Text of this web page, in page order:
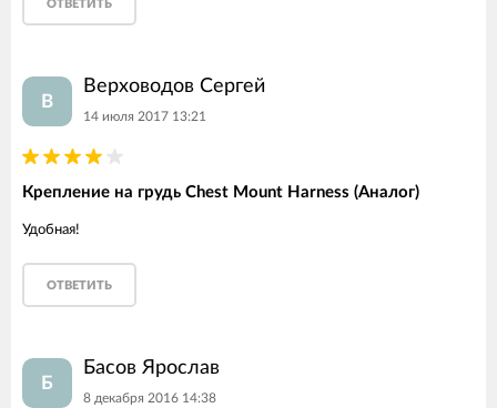
ОТВЕТИТЬ
В
Верховодов Сергей
14 июля 2017 13:21
Крепление на грудь Chest Mount Harness (Аналог)
Удобная!
ОТВЕТИТЬ
Б
Басов Ярослав
8 декабря 2016 14:38